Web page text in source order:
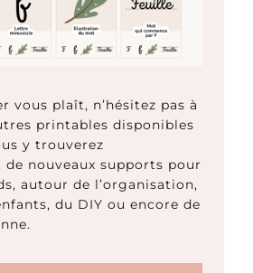
vous plaît, n’hésitez pas à
printables disponibles
y trouverez
nouveaux supports pour
autour de l’organisation,
du DIY ou encore de